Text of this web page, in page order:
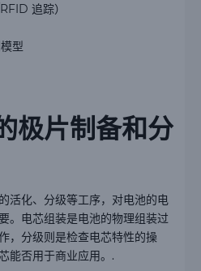
追踪）
型
极片制备和分
活化、分级等工序，对电池的电
。电芯组装是电池的物理组装过
，分级则是检查电芯特性的操
能否用于商业应用。.